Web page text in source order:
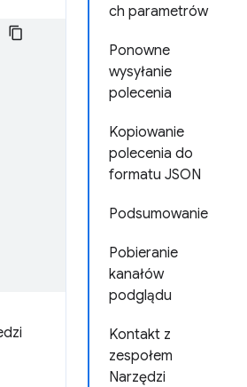
ch parametrów
Ponowne
wysyłanie
polecenia
Kopiowanie
polecenia do
formatu JSON
Podsumowanie
Pobieranie
kanałów
podglądu
Kontakt z
zespołem
Narzędzi